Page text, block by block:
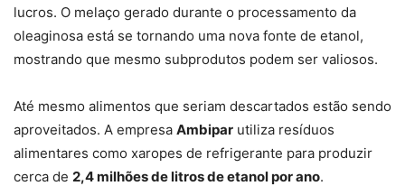
lucros. O melaço gerado durante o processamento da
oleaginosa está se tornando uma nova fonte de etanol,
mostrando que mesmo subprodutos podem ser valiosos.
Até mesmo alimentos que seriam descartados estão sendo
aproveitados. A empresa Ambipar utiliza resíduos
alimentares como xaropes de refrigerante para produzir
cerca de 2,4 milhões de litros de etanol por ano.